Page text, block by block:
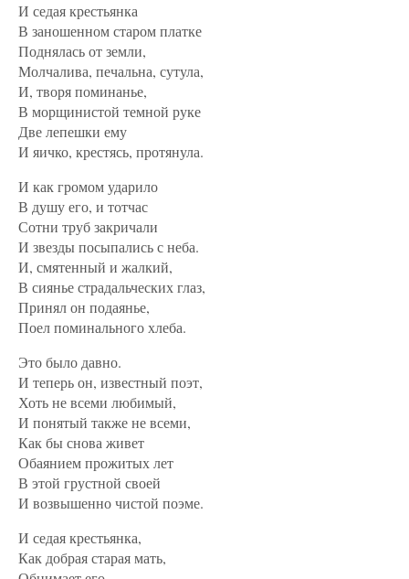
И седая крестьянка
В заношенном старом платке
Поднялась от земли,
Молчалива, печальна, сутула,
И, творя поминанье,
В морщинистой темной руке
Две лепешки ему
И яичко, крестясь, протянула.
И как громом ударило
В душу его, и тотчас
Сотни труб закричали
И звезды посыпались с неба.
И, смятенный и жалкий,
В сиянье страдальческих глаз,
Принял он подаянье,
Поел поминального хлеба.
Это было давно.
И теперь он, известный поэт,
Хоть не всеми любимый,
И понятый также не всеми,
Как бы снова живет
Обаянием прожитых лет
В этой грустной своей
И возвышенно чистой поэме.
И седая крестьянка,
Как добрая старая мать,